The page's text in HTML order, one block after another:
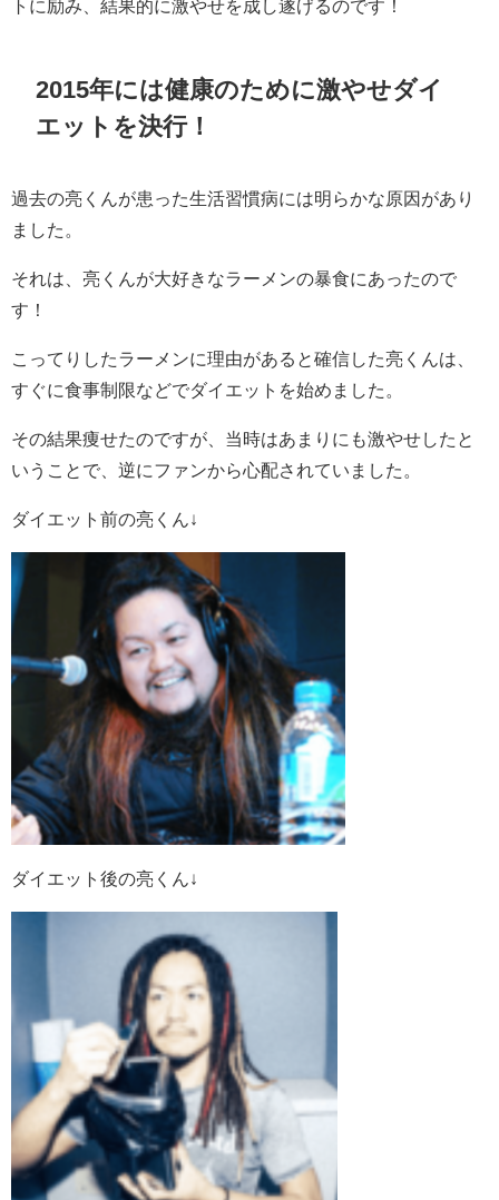
トに励み、結果的に激やせを成し遂げるのです！
2015年には健康のために激やせダイ
エットを決行！
過去の亮くんが患った生活習慣病には明らかな原因があり
ました。
それは、亮くんが大好きなラーメンの暴食にあったので
す！
こってりしたラーメンに理由があると確信した亮くんは、
すぐに食事制限などでダイエットを始めました。
その結果痩せたのですが、当時はあまりにも激やせしたと
いうことで、逆にファンから心配されていました。
ダイエット前の亮くん↓
ダイエット後の亮くん↓